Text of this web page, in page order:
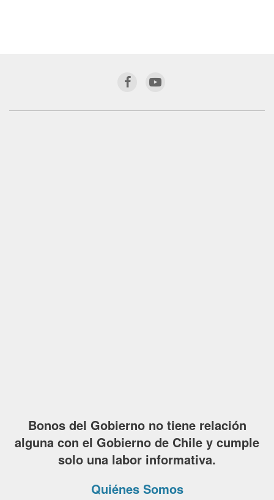
Bonos del Gobierno no tiene relación
alguna con el Gobierno de Chile y cumple
solo una labor informativa.
Quiénes Somos